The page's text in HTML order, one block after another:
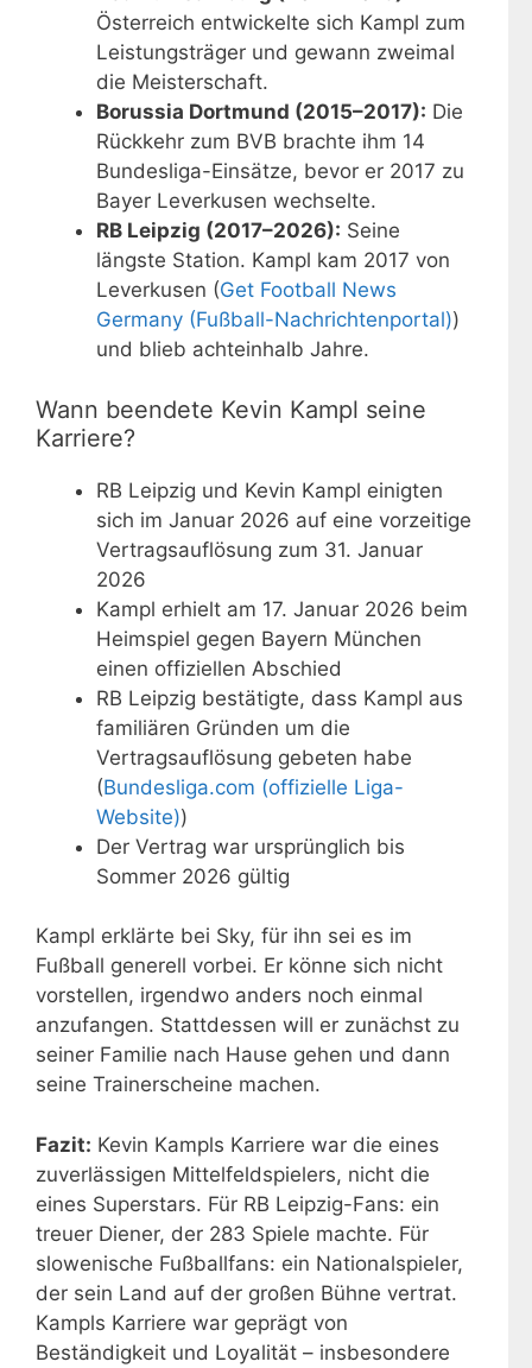
Österreich entwickelte sich Kampl zum
Leistungsträger und gewann zweimal
die Meisterschaft.
Borussia Dortmund (2015–2017): Die
Rückkehr zum BVB brachte ihm 14
Bundesliga-Einsätze, bevor er 2017 zu
Bayer Leverkusen wechselte.
RB Leipzig (2017–2026): Seine
längste Station. Kampl kam 2017 von
Leverkusen (Get Football News
Germany (Fußball-Nachrichtenportal))
und blieb achteinhalb Jahre.
Wann beendete Kevin Kampl seine
Karriere?
RB Leipzig und Kevin Kampl einigten
sich im Januar 2026 auf eine vorzeitige
Vertragsauflösung zum 31. Januar
2026
Kampl erhielt am 17. Januar 2026 beim
Heimspiel gegen Bayern München
einen offiziellen Abschied
RB Leipzig bestätigte, dass Kampl aus
familiären Gründen um die
Vertragsauflösung gebeten habe
(Bundesliga.com (offizielle Liga-
Website))
Der Vertrag war ursprünglich bis
Sommer 2026 gültig
Kampl erklärte bei Sky, für ihn sei es im
Fußball generell vorbei. Er könne sich nicht
vorstellen, irgendwo anders noch einmal
anzufangen. Stattdessen will er zunächst zu
seiner Familie nach Hause gehen und dann
seine Trainerscheine machen.
Fazit: Kevin Kampls Karriere war die eines
zuverlässigen Mittelfeldspielers, nicht die
eines Superstars. Für RB Leipzig-Fans: ein
treuer Diener, der 283 Spiele machte. Für
slowenische Fußballfans: ein Nationalspieler,
der sein Land auf der großen Bühne vertrat.
Kampls Karriere war geprägt von
Beständigkeit und Loyalität – insbesondere